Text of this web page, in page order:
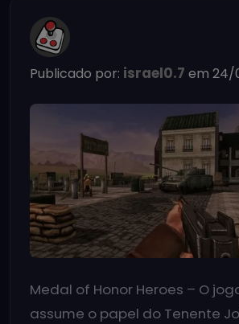
Publicado por: israel0.7 em 24/
Medal of Honor Heroes – O
assume o papel do Tenente